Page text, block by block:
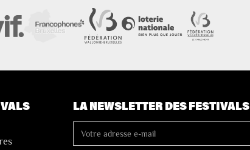
LA NEWSLETTER DES FESTIVALS